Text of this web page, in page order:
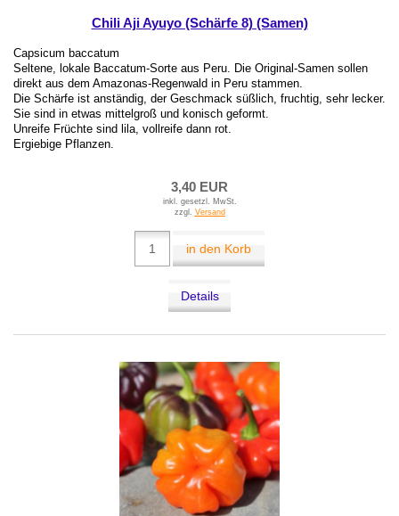
Chili Aji Ayuyo (Schärfe 8) (Samen)
Capsicum baccatum
Seltene, lokale Baccatum-Sorte aus Peru. Die Original-Samen sollen
direkt aus dem Amazonas-Regenwald in Peru stammen.
Die Schärfe ist anständig, der Geschmack süßlich, fruchtig, sehr lecker.
Sie sind in etwas mittelgroß und konisch geformt.
Unreife Früchte sind lila, vollreife dann rot.
Ergiebige Pflanzen.
3,40 EUR
inkl. gesetzl. MwSt.
zzgl. Versand
in den Korb
Details